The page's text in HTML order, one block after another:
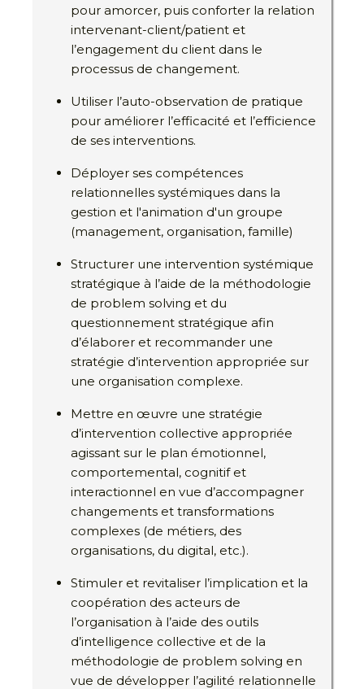
pour amorcer, puis conforter la relation
intervenant-client/patient et
l’engagement du client dans le
processus de changement.
Utiliser l’auto-observation de pratique
pour améliorer l’efficacité et l’efficience
de ses interventions.
Déployer ses compétences
relationnelles systémiques dans la
gestion et l'animation d'un groupe
(management, organisation, famille)
Structurer une intervention systémique
stratégique à l’aide de la méthodologie
de problem solving et du
questionnement stratégique afin
d’élaborer et recommander une
stratégie d’intervention appropriée sur
une organisation complexe.
Mettre en œuvre une stratégie
d’intervention collective appropriée
agissant sur le plan émotionnel,
comportemental, cognitif et
interactionnel en vue d’accompagner
changements et transformations
complexes (de métiers, des
organisations, du digital, etc.).
Stimuler et revitaliser l’implication et la
coopération des acteurs de
l’organisation à l’aide des outils
d’intelligence collective et de la
méthodologie de problem solving en
vue de développer l’agilité relationnelle